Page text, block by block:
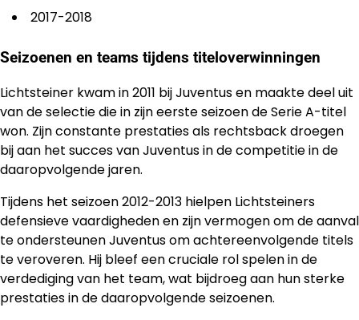
2017-2018
Seizoenen en teams tijdens titeloverwinningen
Lichtsteiner kwam in 2011 bij Juventus en maakte deel uit
van de selectie die in zijn eerste seizoen de Serie A-titel
won. Zijn constante prestaties als rechtsback droegen
bij aan het succes van Juventus in de competitie in de
daaropvolgende jaren.
Tijdens het seizoen 2012-2013 hielpen Lichtsteiners
defensieve vaardigheden en zijn vermogen om de aanval
te ondersteunen Juventus om achtereenvolgende titels
te veroveren. Hij bleef een cruciale rol spelen in de
verdediging van het team, wat bijdroeg aan hun sterke
prestaties in de daaropvolgende seizoenen.